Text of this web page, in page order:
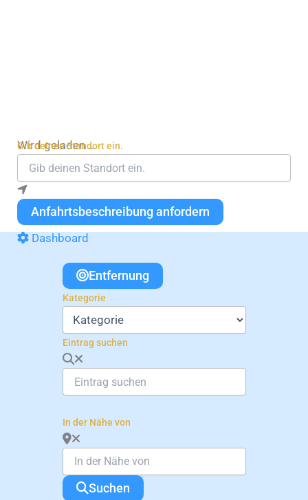
Wird geladen …
Gib deinen Standort ein.
Anfahrtsbeschreibung anfordern
Dashboard
Entfernung
Kategorie
Eintrag suchen
In der Nähe von
Suchen